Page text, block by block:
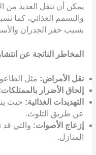
يمكن أن تنقل العديد من
والتسمم الغذائي، كما
بسبب حفر الجدران
المخاطر الناتجة عن
نقل الأمراض: مثل
إلحاق الأضرار
التهديدات الغذائية: حيث
عن طريق التلوث.
إزعاج الأصوات: والتي
المنازل.